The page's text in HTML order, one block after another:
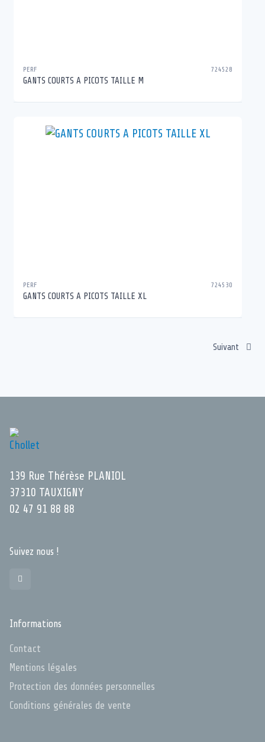
PERF 724528
GANTS COURTS A PICOTS TAILLE M
PERF 724530
GANTS COURTS A PICOTS TAILLE XL
Suivant
139 Rue Thérèse PLANIOL
37310 TAUXIGNY
02 47 91 88 88
Suivez nous !
Informations
Contact
Mentions légales
Protection des données personnelles
Conditions générales de vente